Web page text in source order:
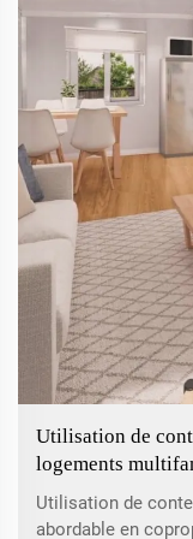
Utilisation de
logements
Utilisation de
abordable en